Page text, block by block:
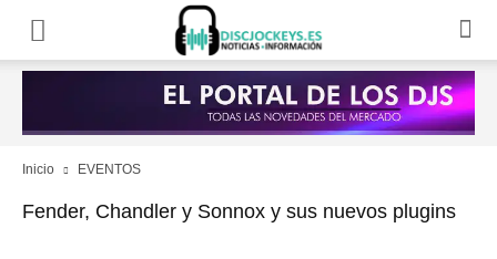
Inicio EVENTOS
Fender, Chandler y Sonnox y sus nuevos plugins